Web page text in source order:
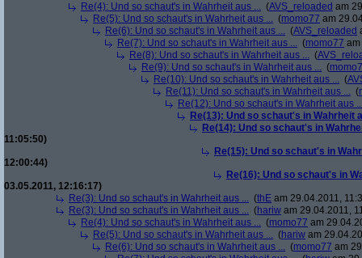
Re(4): Und so schaut's in Wahrheit aus ... (AVS_reloaded am
Re(5): Und so schaut's in Wahrheit aus ... (momo77 am
Re(6): Und so schaut's in Wahrheit aus ... (AVS_reloaded
Re(7): Und so schaut's in Wahrheit aus ... (momo77
Re(8): Und so schaut's in Wahrheit aus ... (
Re(9): Und so schaut's in Wahrheit aus ... (
Re(10): Und so schaut's in Wahrheit aus ... (
Re(11): Und so schaut's in Wahrheit aus ... (
Re(12): Und so schaut's in Wahrheit aus
Re(13): Und so schaut's in Wahrheit
Re(14): Und so schaut's in
11:05:50)
Re(15): Und so schaut's in
12:00:44)
Re(16): Und so schaut's in
03.05.2011, 12:16:17)
Re(3): Und so schaut's in Wahrheit aus ... (thE am 29.04.2011,
Re(3): Und so schaut's in Wahrheit aus ... (hariw am 29.04.2011,
Re(4): Und so schaut's in Wahrheit aus ... (momo77 am
Re(5): Und so schaut's in Wahrheit aus ... (hariw am
Re(6): Und so schaut's in Wahrheit aus ... (momo77 am